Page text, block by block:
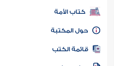
كتب PDF
كتاب الأمة
المكتبة